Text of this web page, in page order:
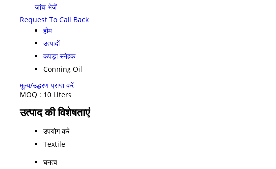
जांच भेजें
Request To Call Back
होम
उत्पादों
कपड़ा स्नेहक
Conning Oil
मूल्य/उद्धरण प्राप्त करें
MOQ : 10 Liters
उत्पाद की विशेषताएं
उपयोग करें
Textile
घनत्व